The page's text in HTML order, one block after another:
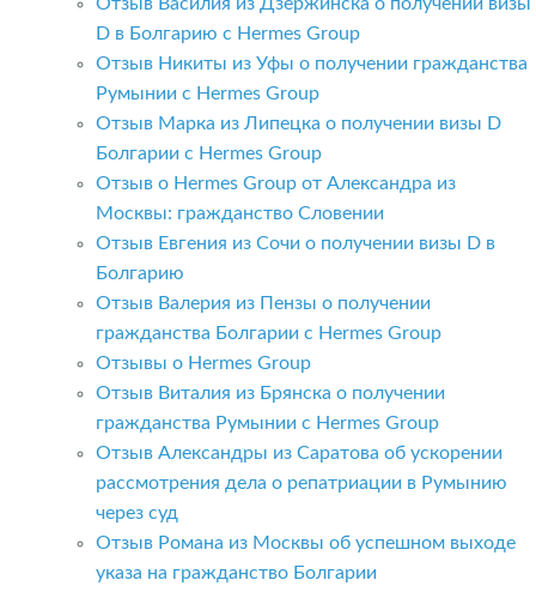
D в Болгарию с Hermes Group
Отзыв Никиты из Уфы о получении гражданства
Румынии с Hermes Group
Отзыв Марка из Липецка о получении визы D
Болгарии с Hermes Group
Отзыв о Hermes Group от Александра из
Москвы: гражданство Словении
Отзыв Евгения из Сочи о получении визы D в
Болгарию
Отзыв Валерия из Пензы о получении
гражданства Болгарии с Hermes Group
Отзывы о Hermes Group
Отзыв Виталия из Брянска о получении
гражданства Румынии с Hermes Group
Отзыв Александры из Саратова об ускорении
рассмотрения дела о репатриации в Румынию
через суд
Отзыв Романа из Москвы об успешном выходе
указа на гражданство Болгарии